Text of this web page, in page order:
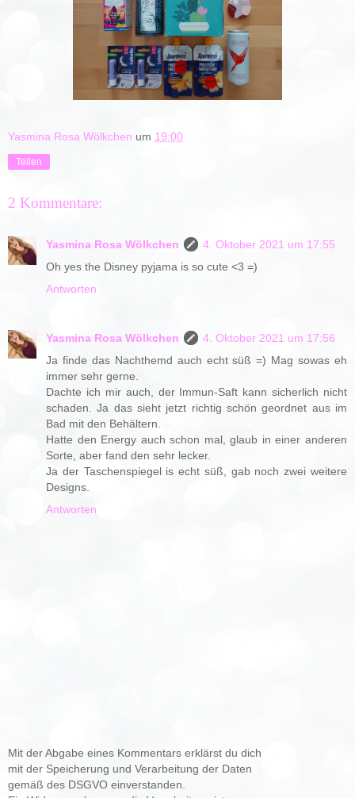
Yasmina Rosa Wölkchen um 19:00
Teilen
2 Kommentare:
Yasmina Rosa Wölkchen
4. Oktober 2021 um 17:55
Oh yes the Disney pyjama is so cute <3 =)
Antworten
Yasmina Rosa Wölkchen
4. Oktober 2021 um 17:56
Ja finde das Nachthemd auch echt süß =) Mag sowas eh
immer sehr gerne.
Dachte ich mir auch, der Immun-Saft kann sicherlich nicht
schaden. Ja das sieht jetzt richtig schön geordnet aus im
Bad mit den Behältern.
Hatte den Energy auch schon mal, glaub in einer anderen
Sorte, aber fand den sehr lecker.
Ja der Taschenspiegel is echt süß, gab noch zwei weitere
Designs.
Antworten
Mit der Abgabe eines Kommentars erklärst du dich
mit der Speicherung und Verarbeitung der Daten
gemäß des DSGVO einverstanden.